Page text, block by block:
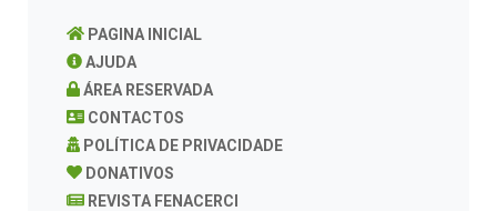
PAGINA INICIAL
AJUDA
ÁREA RESERVADA
CONTACTOS
POLÍTICA DE PRIVACIDADE
DONATIVOS
REVISTA FENACERCI